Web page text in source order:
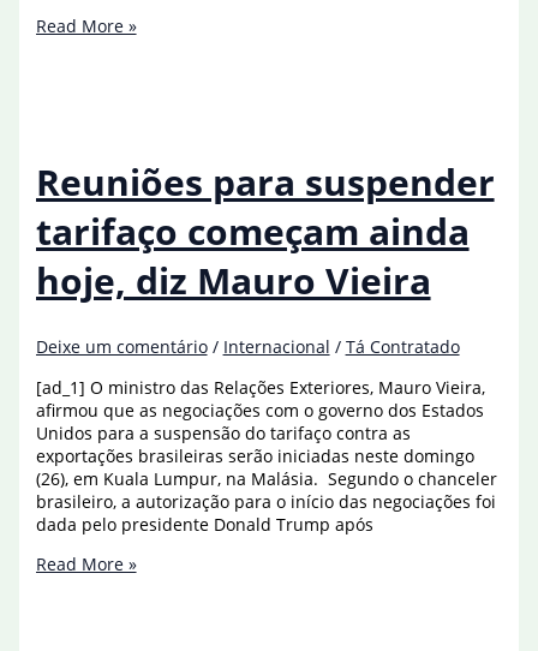
Lula
Panamá
e
Uruguai
Read More »
Reuniões para suspender
tarifaço começam ainda
hoje, diz Mauro Vieira
Deixe um comentário / Internacional / Tá Contratado
[ad_1] O ministro das Relações Exteriores, Mauro Vieira,
afirmou que as negociações com o governo dos Estados
Unidos para a suspensão do tarifaço contra as
exportações brasileiras serão iniciadas neste domingo
(26), em Kuala Lumpur, na Malásia. Segundo o chanceler
brasileiro, a autorização para o início das negociações foi
dada pelo presidente Donald Trump após
Reuniões
Read More »